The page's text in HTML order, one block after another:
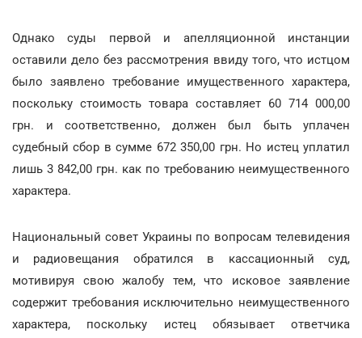
Однако суды первой и апелляционной инстанции
оставили дело без рассмотрения ввиду того, что истцом
было заявлено требование имущественного характера,
поскольку стоимость товара составляет 60 714 000,00
грн. и соответственно, должен был быть уплачен
судебный сбор в сумме 672 350,00 грн. Но истец уплатил
лишь 3 842,00 грн. как по требованию неимущественного
характера.
Национальный совет Украины по вопросам телевидения
и радиовещания обратился в кассационный суд,
мотивируя свою жалобу тем, что исковое заявление
содержит требования исключительно неимущественного
характера, поскольку истец обязывает ответчика